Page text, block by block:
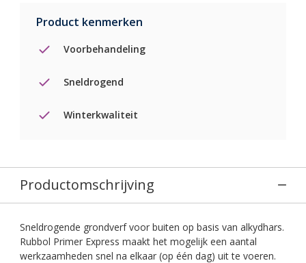
Product kenmerken
Voorbehandeling
Sneldrogend
Winterkwaliteit
Productomschrijving
Sneldrogende grondverf voor buiten op basis van alkydhars.
Rubbol Primer Express maakt het mogelijk een aantal
werkzaamheden snel na elkaar (op één dag) uit te voeren.